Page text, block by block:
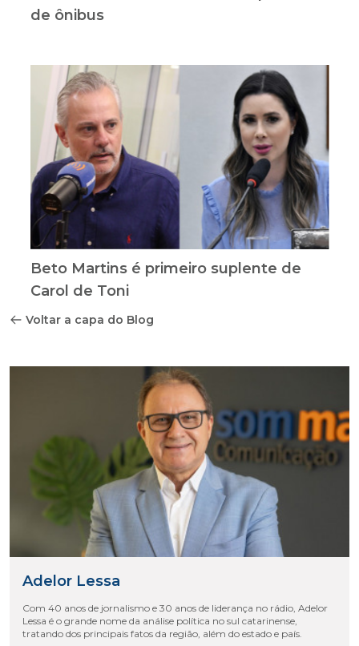
de ônibus
Beto Martins é primeiro suplente de
Carol de Toni
Voltar a capa do Blog
Adelor Lessa
Com 40 anos de jornalismo e 30 anos de liderança no rádio, Adelor
Lessa é o grande nome da análise política no sul catarinense,
tratando dos principais fatos da região, além do estado e país.